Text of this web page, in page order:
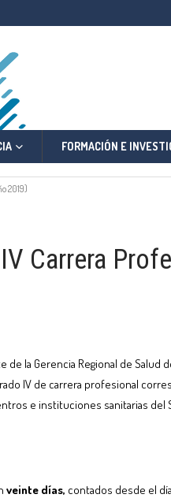
FORMACIÓN E
2019)
Carrera
de la Gerencia Regional de
IV de carrera profesional
e instituciones sanitarias del
veinte días, contados desde el